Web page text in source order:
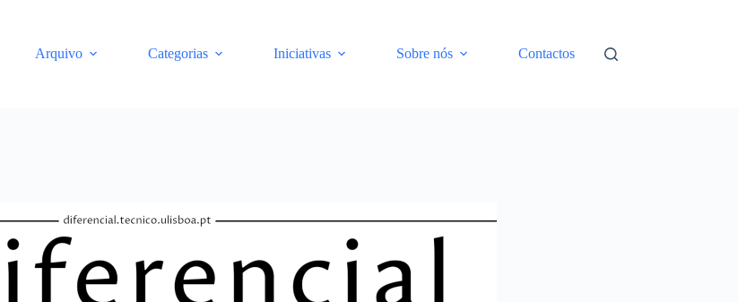
Arquivo Categorias Iniciativas Sobre nós Contactos